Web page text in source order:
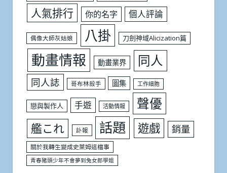
人氣排行 你的名字 個人評論
偶像大師灰姑娘 八掛 刀劍神域Alicization篇
動畫情報 動畫業界 同人
同人誌 哥布林殺手 圖集 工作細胞
戀與製作人 手遊 活動情報 聲優
艦これ 訃報 話題 遊戲 銷量
關於我轉生變成史萊姆這檔事
青春豬頭少年不會夢到兔女郎學姐